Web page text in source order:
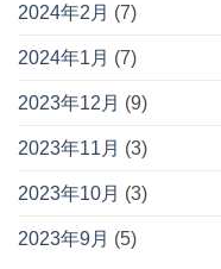
2024年2月 (7)
2024年1月 (7)
2023年12月 (9)
2023年11月 (3)
2023年10月 (3)
2023年9月 (5)